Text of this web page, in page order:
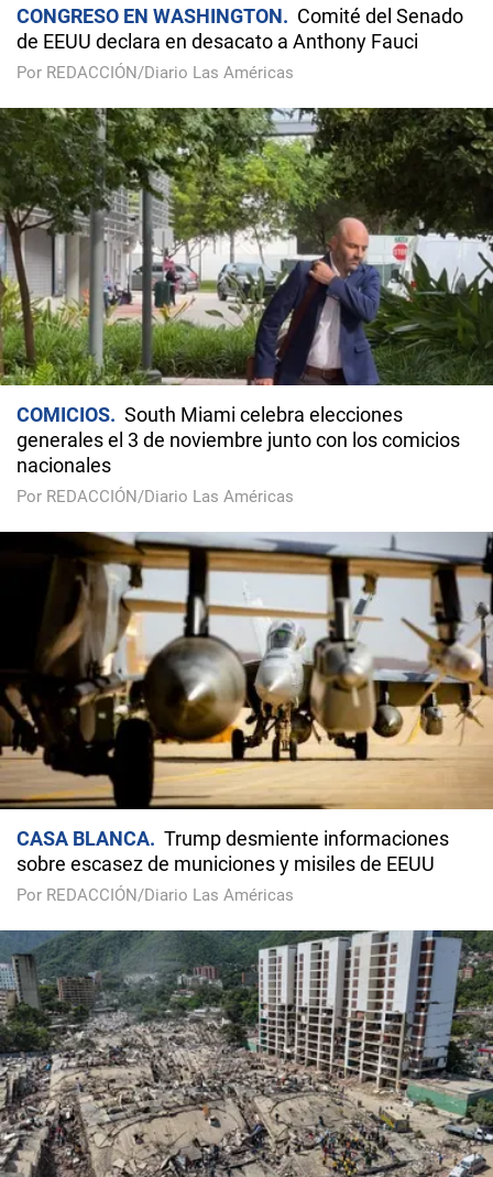
CONGRESO EN WASHINGTON
Comité del Senado
de EEUU declara en desacato a Anthony Fauci
Por REDACCIÓN/Diario Las Américas
COMICIOS
South Miami celebra elecciones
generales el 3 de noviembre junto con los comicios
nacionales
Por REDACCIÓN/Diario Las Américas
CASA BLANCA
Trump desmiente informaciones
sobre escasez de municiones y misiles de EEUU
Por REDACCIÓN/Diario Las Américas